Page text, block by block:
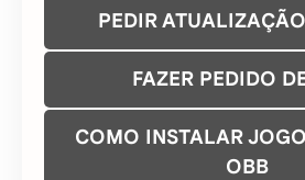
PEDIR
FAZER PEDIDO
COMO INSTALAR
OBB